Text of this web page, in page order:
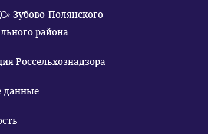
Зубово-Полянского
района
Россельхознадзора
данные